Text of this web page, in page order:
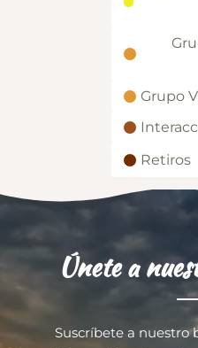
Grupo
Retiros
Únete a
Suscríbete a nuestro